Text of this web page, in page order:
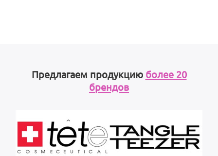
Предлагаем продукцию более 20
брендов